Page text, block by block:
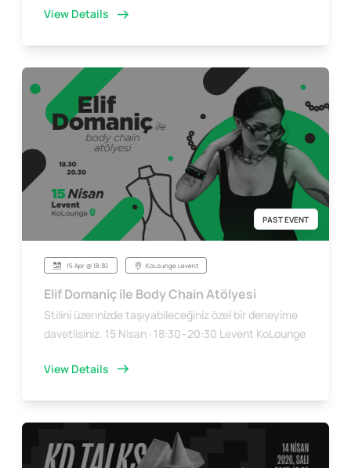
View Details
PAST EVENT
15 Apr @ 18:30 KoLounge Levent
Elif Domaniç ile Body Chain Atölyesi
Stilini üzerinizde taşıyabileceğiniz özel bir deneyime
davetlisiniz. 15 Nisan · 18:30–20:30 Levent KoLounge
View Details